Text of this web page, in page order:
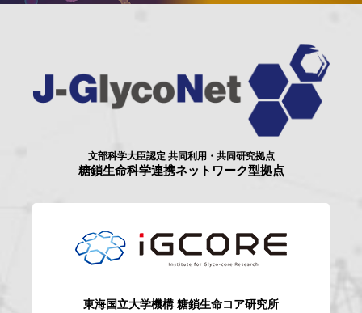
文部科学大臣認定 共同利用・共同研究拠点
糖鎖生命科学連携ネットワーク型拠点
東海国立大学機構糖鎖生命コア研究所